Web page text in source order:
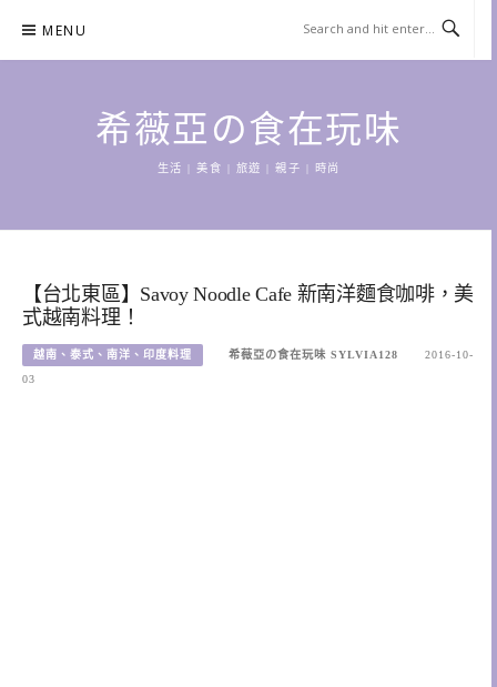
content
MENU
希薇亞の食在玩味
生活 | 美食 | 旅遊 | 親子 | 時尚
【台北東區】Savoy Noodle Cafe 新南洋麵食咖啡，美
式越南料理！
越南、泰式、南洋、印度料理 希薇亞の食在玩味 SYLVIA128
2016-10-
03